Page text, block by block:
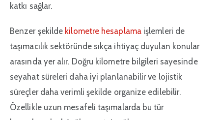
katkı sağlar.
Benzer şekilde kilometre hesaplamaişlemleri de
taşımacılık sektöründe sıkça ihtiyaç duyulan konular
arasında yer alır. Doğru kilometre bilgileri sayesinde
seyahat süreleri daha iyi planlanabilir ve lojistik
süreçler daha verimli şekilde organize edilebilir.
Özellikle uzun mesafeli taşımalarda bu tür